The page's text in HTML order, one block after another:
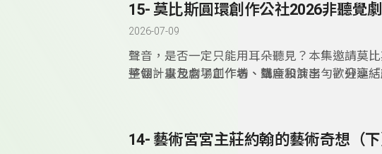
15- 莫比斯圓環創作公社2026非聽覺
2026-07-09
聲音，是否一定只能用耳朵聽見？本集邀請莫
子翎，以及劇場創作者、聲音設計李勻，分享
如何一起工作，如何透過震動、共鳴、光影、
追求一個完美無缺的狀態，而是在不同身體、
整個計畫包含了工作坊、講座和演出，歡迎連
14- 藝術宮宮主莊約翰的藝術奇想（下